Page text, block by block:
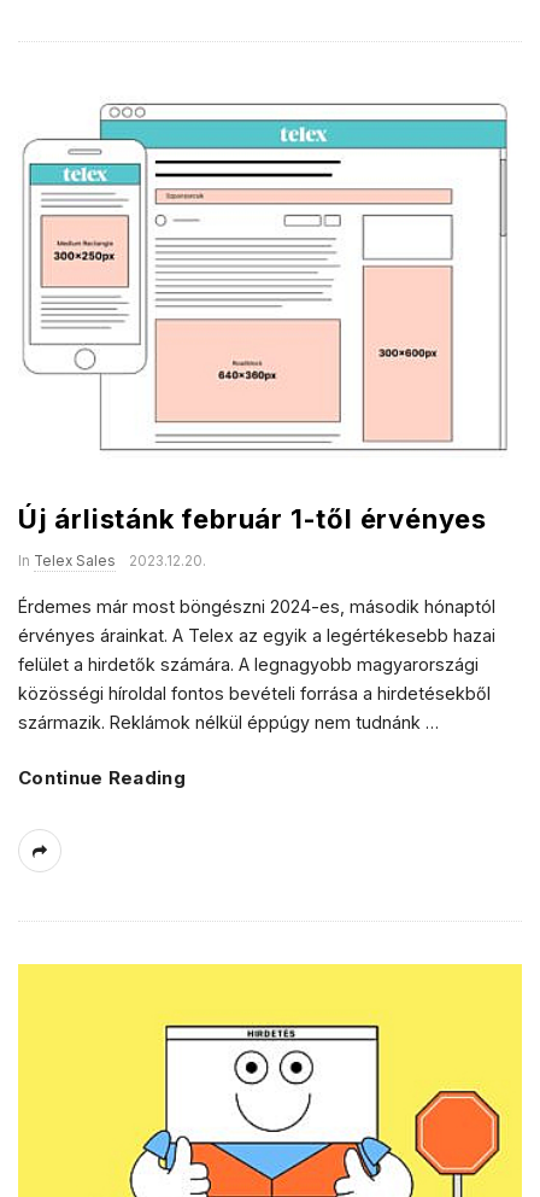
Új árlistánk február 1-től érvényes
In Telex Sales 2023.12.20.
Érdemes már most böngészni 2024-es, második hónaptól
érvényes árainkat. A Telex az egyik a legértékesebb hazai
felület a hirdetők számára. A legnagyobb magyarországi
közösségi híroldal fontos bevételi forrása a hirdetésekből
származik. Reklámok nélkül éppúgy nem tudnánk …
Continue Reading